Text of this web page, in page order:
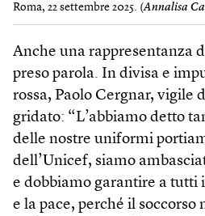
Roma, 22 settembre 2025. (Annalisa
Anche una rappresentanza
preso parola. In divisa e
rossa, Paolo Cergnar, vigile
gridato: “L’abbiamo detto
delle nostre uniformi
dell’Unicef, siamo
e dobbiamo garantire a tutti
e la pace, perché il soccorso